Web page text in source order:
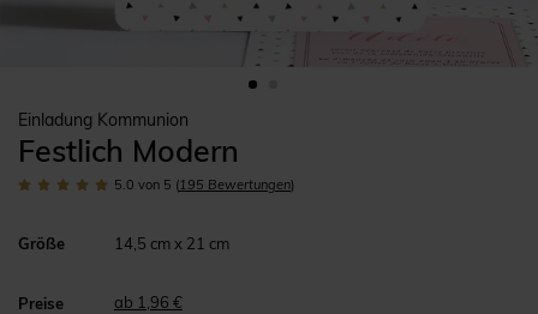
Einladung Kommunion
Festlich Modern
5.0 von 5 (195 Bewertungen)
Größe 14,5 cm x 21 cm
Preise ab 1,96 €